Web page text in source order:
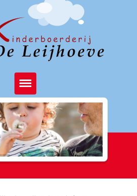
de boerderij